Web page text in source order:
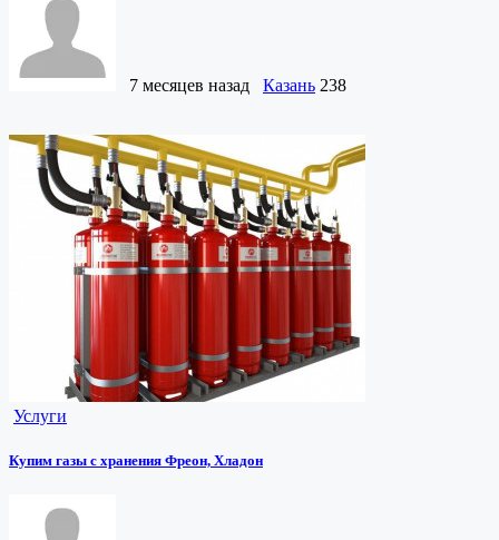
7 месяцев назад Казань 238
Услуги
Купим газы с хранения Фреон, Хладон